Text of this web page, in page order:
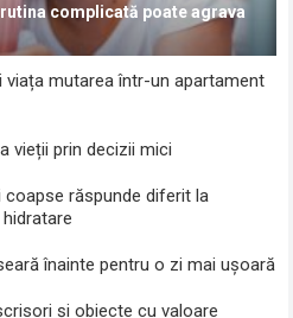
complicată poate agrava
mutarea într-un apartament
vieții prin decizii mici
coapse răspunde diferit la
înainte pentru o zi mai ușoară
și obiecte cu valoare